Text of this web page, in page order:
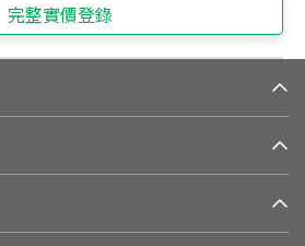
完整實價登錄